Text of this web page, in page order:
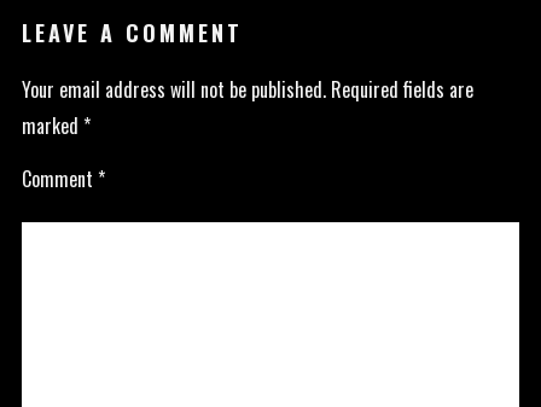
LEAVE A COMMENT
Your email address will not be published. Required fields are
marked *
Comment *